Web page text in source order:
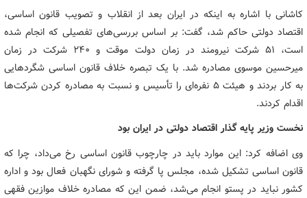
کاشانی با اشاره به اینکه در ایران بعد از انقلاب و تصویب قانون اساسی،
اقتصاد دولتی حاکم شد، گفت: بر اساس بررسی‌های تفصیلی که انجام شده
است، ۵۱ شرکت نیرومند در زمان دولت موقت و ۲۴۰ شرکت در زمان
میرحسین موسوی مصادره شد. با یک تبصره خلاف قانون اساسی شگردهایی
به کار بردند و هیئت ۵ نفره‌ای را تأسیس و نسبت به مصادره کردن شرکت‌ها
اقدام کردند.
نخست وزیر پایه گذار اقتصاد دولتی در ایران بود
وی اضافه کرد: این موارد باید در چارچوب قانون اساسی رخ می‌داد، چرا که
قانون اساسی تشکیل شده، مجلس پا گرفته و شورای نگهبان فعال بود و اداره
کشور نباید در پستو انجام می‌شد، ضمن این که مصادره خلاف موازین فقهی